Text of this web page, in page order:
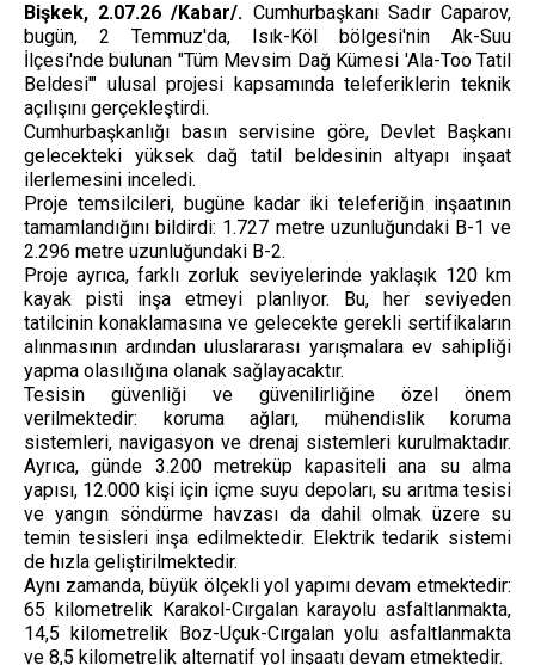
Bişkek, 2.07.26 /Kabar/. Cumhurbaşkanı Sadır Caparov,
bugün, 2 Temmuz'da, Isık-Köl bölgesi'nin Ak-Suu
İlçesi'nde bulunan "Tüm Mevsim Dağ Kümesi 'Ala-Too Tatil
Beldesi'" ulusal projesi kapsamında teleferiklerin teknik
açılışını gerçekleştirdi.
Cumhurbaşkanlığı basın servisine göre, Devlet Başkanı
gelecekteki yüksek dağ tatil beldesinin altyapı inşaat
ilerlemesini inceledi.
Proje temsilcileri, bugüne kadar iki teleferiğin inşaatının
tamamlandığını bildirdi: 1.727 metre uzunluğundaki B-1 ve
2.296 metre uzunluğundaki B-2.
Proje ayrıca, farklı zorluk seviyelerinde yaklaşık 120 km
kayak pisti inşa etmeyi planlıyor. Bu, her seviyeden
tatilcinin konaklamasına ve gelecekte gerekli sertifikaların
alınmasının ardından uluslararası yarışmalara ev sahipliği
yapma olasılığına olanak sağlayacaktır.
Tesisin güvenliği ve güvenilirliğine özel önem
verilmektedir: koruma ağları, mühendislik koruma
sistemleri, navigasyon ve drenaj sistemleri kurulmaktadır.
Ayrıca, günde 3.200 metreküp kapasiteli ana su alma
yapısı, 12.000 kişi için içme suyu depoları, su arıtma tesisi
ve yangın söndürme havzası da dahil olmak üzere su
temin tesisleri inşa edilmektedir. Elektrik tedarik sistemi
de hızla geliştirilmektedir.
Aynı zamanda, büyük ölçekli yol yapımı devam etmektedir:
65 kilometrelik Karakol-Cırgalan karayolu asfaltlanmakta,
14,5 kilometrelik Boz-Uçuk-Cırgalan yolu asfaltlanmakta
ve 8,5 kilometrelik alternatif yol inşaatı devam etmektedir.